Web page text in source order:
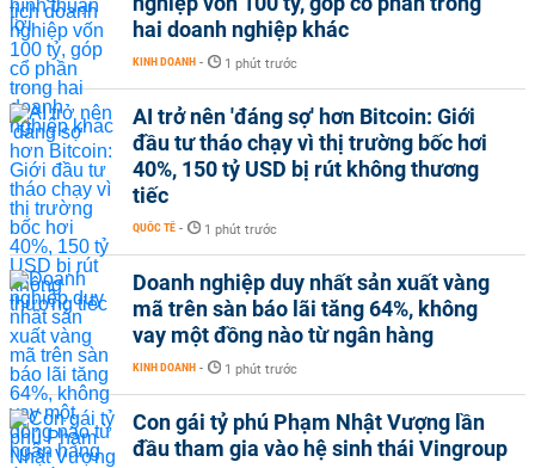
hai doanh nghiệp khác
KINH DOANH - 1 phút trước
AI trở nên 'đáng sợ' hơn Bitcoin: Giới
đầu tư tháo chạy vì thị trường bốc hơi
40%, 150 tỷ USD bị rút không thương
tiếc
QUỐC TẾ - 1 phút trước
Doanh nghiệp duy nhất sản xuất vàng
mã trên sàn báo lãi tăng 64%, không
vay một đồng nào từ ngân hàng
KINH DOANH - 1 phút trước
Con gái tỷ phú Phạm Nhật Vượng lần
đầu tham gia vào hệ sinh thái Vingroup